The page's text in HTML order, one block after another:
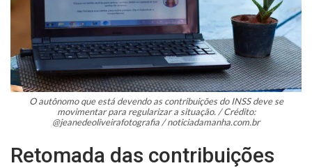
O autônomo que está devendo as contribuições do INSS deve se
movimentar para regularizar a situação. / Crédito:
@jeanedeoliveirafotografia / noticiadamanha.com.br
Retomada das contribuições